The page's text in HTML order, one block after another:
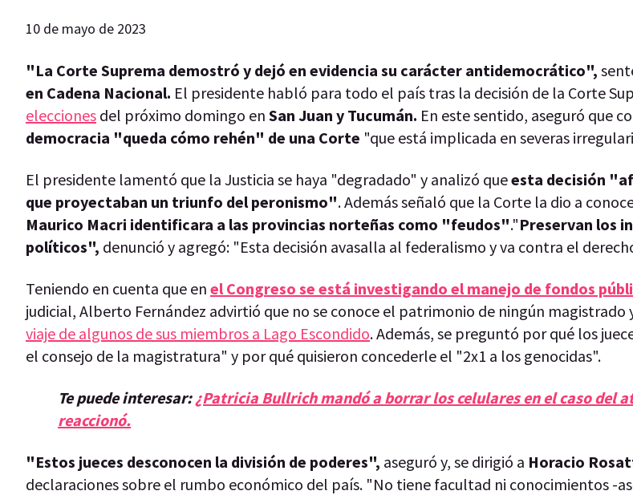
10 de mayo de 2023
"La Corte Suprema demostró y dejó en evidencia su carácter antidemocrático",
en Cadena Nacional. El presidente habló para todo el país tras la decisión de la Corte
elecciones del próximo domingo en San Juan y Tucumán. En este sentido, aseguró que
democracia "queda cómo rehén" de una Corte "que está implicada en severas
El presidente lamentó que la Justicia se haya "degradado" y analizó queesta decisión
que proyectaban un triunfo del peronismo". Además señaló que la Corte la dio a
Maurico Macri identificara a las provincias norteñas como "feudos"."Preservan los
políticos", denunció y agregó: "Esta decisión avasalla al federalismo y va contra el
Teniendo en cuenta que en el Congreso se está investigando el manejo de fondos
judicial, Alberto Fernández advirtió que no se conoce el patrimonio de ningún magistrado
viaje de algunos de sus miembros a Lago Escondido. Además, se preguntó por qué los
el consejo de la magistratura" y por qué quisieron concederle el "2x1 a los genocidas".
Te puede interesar:¿Patricia Bullrich mandó a borrar los celulares en el caso del
reaccionó.
"Estos jueces desconocen la división de poderes", aseguró y, se dirigió a Horacio
declaraciones sobre el rumbo económico del país. "No tiene facultad ni conocimientos -